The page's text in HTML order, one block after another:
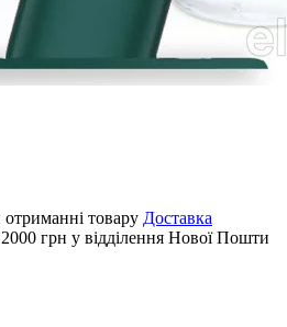
товару Доставка
грн у відділення Нової Пошти